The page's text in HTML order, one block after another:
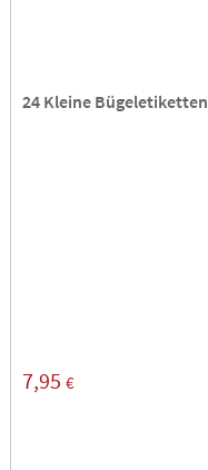
24 Kleine Bügeletiketten
7,95 €